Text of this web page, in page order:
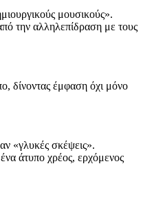
μουσικούς».
την αλληλεπίδραση με τους
δίνοντας έμφαση όχι μόνο
«γλυκές σκέψεις».
άτυπο χρέος, ερχόμενος